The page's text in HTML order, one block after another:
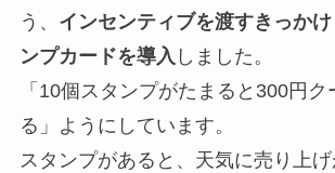
う、 インセンティブを渡すきっか
ンプカードを導入 しました。
「10個スタンプがたまると300円
る」ようにしています。
スタンプがあると、天気に売り上